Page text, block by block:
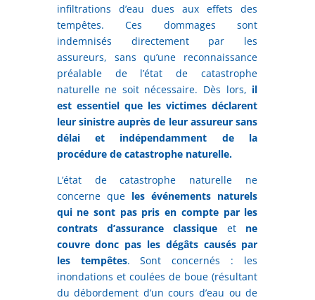
infiltrations d’eau dues aux effets des
tempêtes. Ces dommages sont
indemnisés directement par les
assureurs, sans qu’une reconnaissance
préalable de l’état de catastrophe
naturelle ne soit nécessaire. Dès lors, il
est essentiel que les victimes déclarent
leur sinistre auprès de leur assureur sans
délai et indépendamment de la
procédure de catastrophe naturelle.
L’état de catastrophe naturelle ne
concerne que les événements naturels
qui ne sont pas pris en compte par les
contrats d’assurance classique et ne
couvre donc pas les dégâts causés par
les tempêtes. Sont concernés : les
inondations et coulées de boue (résultant
du débordement d’un cours d’eau ou de